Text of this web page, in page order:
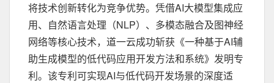
将技术创新转化为竞争优势。凭借AI大模型集成应
用、自然语言处理（NLP）、多模态融合及图神经
网络等核心技术，道一云成功斩获《一种基于AI辅
助生成模型的低代码应用开发方法和系统》发明专
利。该专利可实现AI与低代码开发场景的深度适